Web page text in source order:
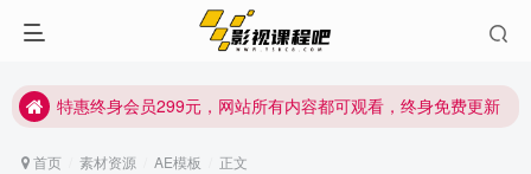
特惠终身会员299元，网站所有内容都可观看，终身免费更新
特惠终身会员299元，网站所有内容都可观看，终身免费更新
首页 素材资源 AE模板 正文